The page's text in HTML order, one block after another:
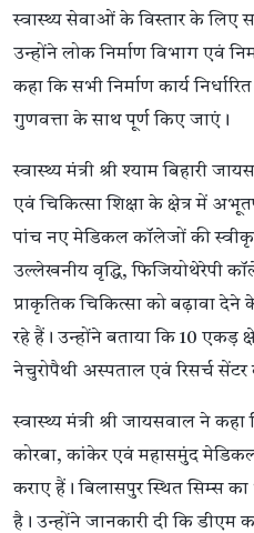
स्वास्थ्य सेवाओं के विस्तार के लिए
उन्होंने लोक निर्माण विभाग एवं
कहा कि सभी निर्माण कार्य
गुणवत्ता के साथ पूर्ण किए जाएं।
स्वास्थ्य मंत्री श्री श्याम बिहारी
एवं चिकित्सा शिक्षा के क्षेत्र में
पांच नए मेडिकल कॉलेजों की
उल्लेखनीय वृद्धि, फिजियोथेरेपी
प्राकृतिक चिकित्सा को बढ़ावा देने
रहे हैं। उन्होंने बताया कि 10 एकड़
नेचुरोपैथी अस्पताल एवं रिसर्च सेंटर
स्वास्थ्य मंत्री श्री जायसवाल ने
कोरबा, कांकेर एवं महासमुंद मेडिकल
कराए हैं। बिलासपुर स्थित सिम्स
है। उन्होंने जानकारी दी कि डीएम